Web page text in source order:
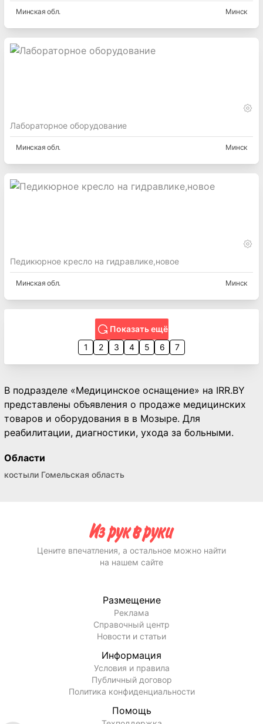
Минская обл. Минск
Лабораторное оборудование
Минская обл. Минск
Педикюрное кресло на гидравлике,новое
Минская обл. Минск
Показать ещё
1
2 3 4 5 6 7
В подразделе «Медицинское оснащение» на IRR.BY
представлены объявления о продаже медицинских
товаров и оборудования в в Мозыре. Для
реабилитации, диагностики, ухода за больными.
Области
костыли Гомельская область
Цените впечатления, а остальное можно найти
на нашем сайте
Размещение
Реклама
Справочный центр
Новости и статьи
Информация
Условия и правила
Публичный договор
Политика конфиденциальности
Помощь